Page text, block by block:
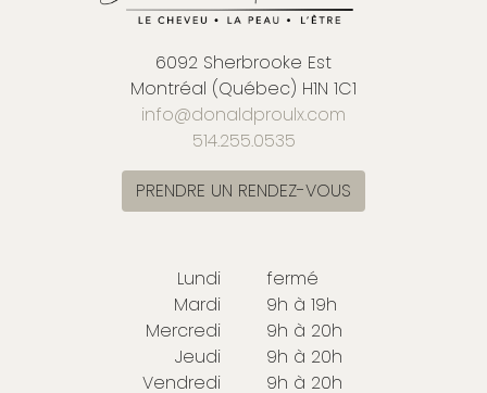
6092 Sherbrooke Est
Montréal (Québec) H1N 1C1
info@donaldproulx.com
514.255.0535
PRENDRE UN RENDEZ-VOUS
Lundi
fermé
Mardi
9h à 19h
Mercredi
9h à 20h
Jeudi
9h à 20h
Vendredi
9h à 20h